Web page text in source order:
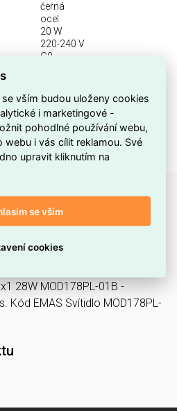
černá
ocel
20 W
220-240 V
G9
IP20
ne
1
20 W
3365 mm
G9x1 28W MOD178PL-
v kategoriích Svítidla,
osvětlení, výrobce Maytoni,
MOD178PL-01B.
28W MOD178PL-01B -
Kód EMAS Svítidlo MOD178PL-
vším budou uloženy cookies
i marketingové -
pohodlné používání webu,
webu i vás cílit reklamou. Své
upravit kliknutím na
se vším
cookies